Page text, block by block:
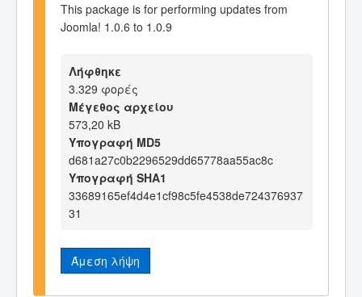
This package is for performing updates from
Joomla! 1.0.6 to 1.0.9
Λήφθηκε
3.329 φορές
Μέγεθος αρχείου
573,20 kB
Υπογραφή MD5
d681a27c0b2296529dd65778aa55ac8c
Υπογραφή SHA1
33689165ef4d4e1cf98c5fe4538de724376937
31
Άμεση λήψη